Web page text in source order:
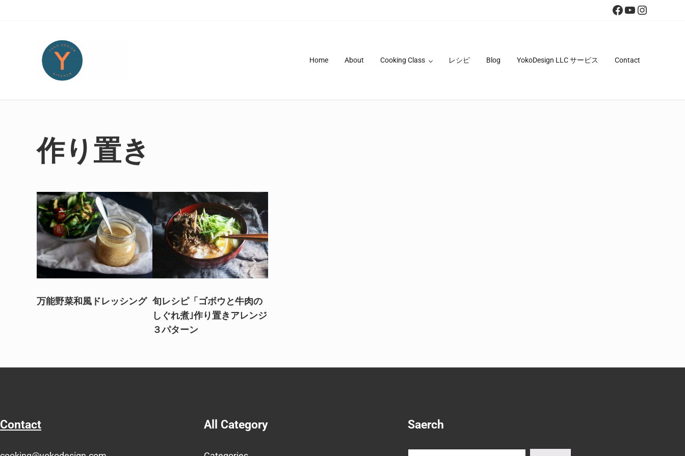
Facebook
YouTube
Home About Cooking Class レシピ Blog YokoDesign LLC サービス Contact
作り置き
万能野菜和風ドレッシング 旬レシピ「ゴボウと牛肉の
しぐれ煮｣作り置きアレンジ
３パターン
Contact All Category Saerch